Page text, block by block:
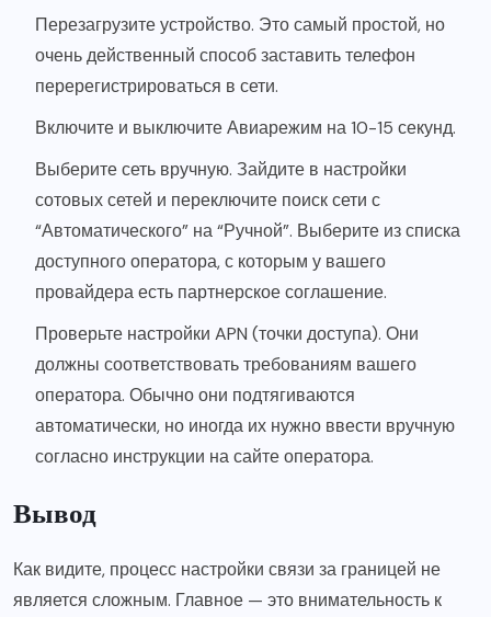
Перезагрузите устройство. Это самый простой, но
очень действенный способ заставить телефон
перерегистрироваться в сети.
Включите и выключите Авиарежим на 10-15 секунд.
Выберите сеть вручную. Зайдите в настройки
сотовых сетей и переключите поиск сети с
“Автоматического” на “Ручной”. Выберите из списка
доступного оператора, с которым у вашего
провайдера есть партнерское соглашение.
Проверьте настройки APN (точки доступа). Они
должны соответствовать требованиям вашего
оператора. Обычно они подтягиваются
автоматически, но иногда их нужно ввести вручную
согласно инструкции на сайте оператора.
Вывод
Как видите, процесс настройки связи за границей не
является сложным. Главное — это внимательность к